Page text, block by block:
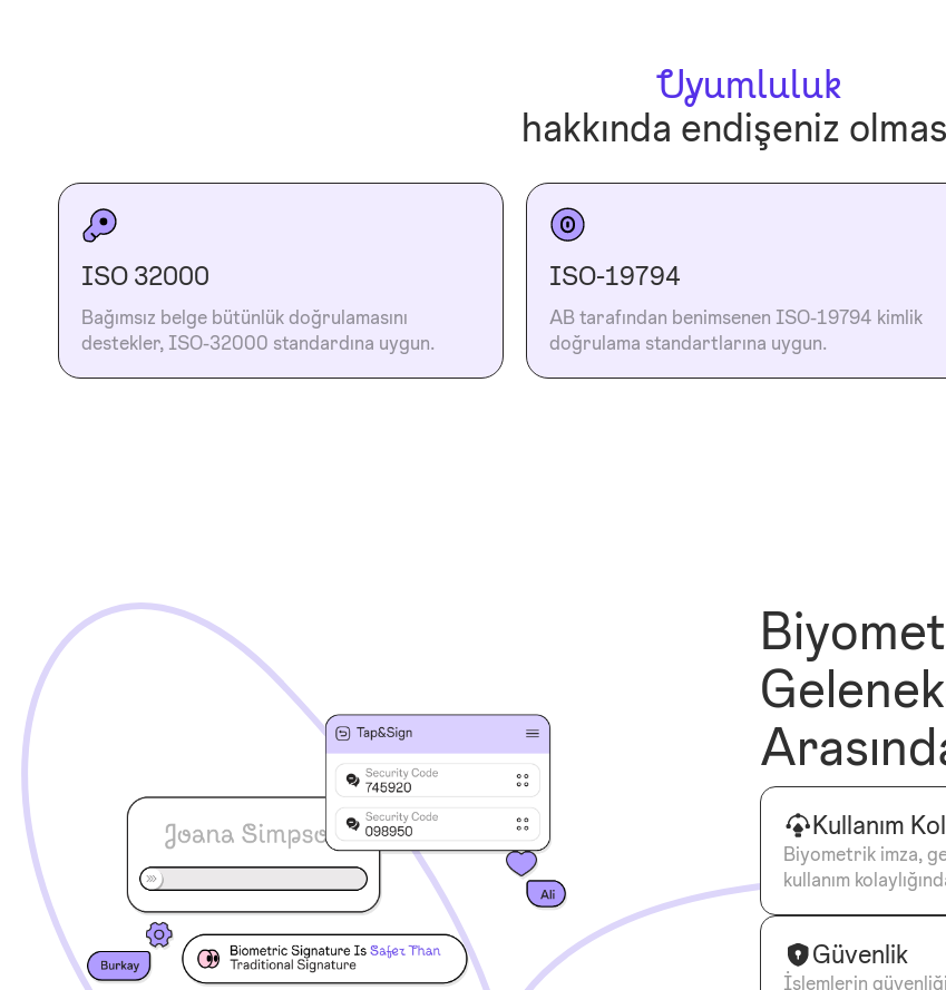
Uyumluluk
hakkında endişeniz
ISO 32000
Bağımsız belge bütünlük doğrulamasını
destekler, ISO-32000 standardına uygun.
ISO-19794
AB tarafından benimsenen ISO-19794 kimlik
doğrulama standartlarına uygun.
Kullanım
Biyometrik imza,
kullanım
Güvenlik
İşlemlerin